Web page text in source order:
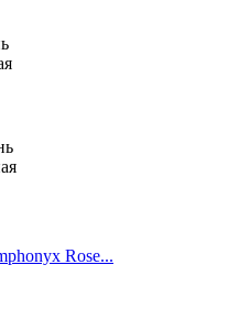
Rose...